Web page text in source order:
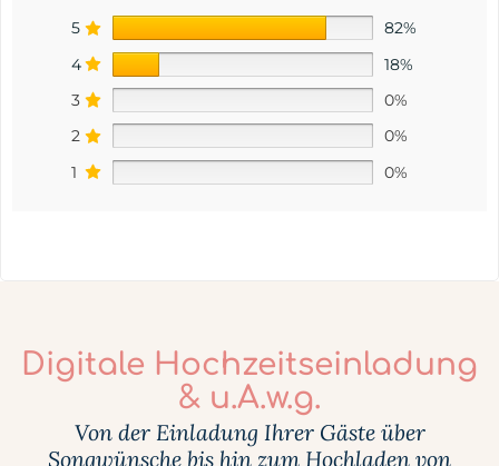
5
82%
4
18%
3
0%
2
0%
1
0%
Digitale Hochzeitseinladung
& u.A.w.g.
Von der Einladung Ihrer Gäste über
Songwünsche bis hin zum Hochladen von